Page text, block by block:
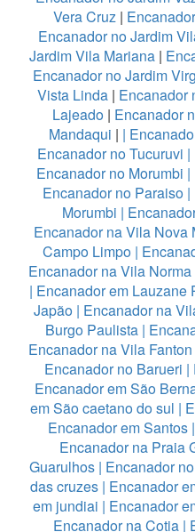
Vera Cruz |
Encanador no Jardim
Jardim Vila Mariana|
Encanador no Jardim
Vista Linda | Encanador
Lajeado | Encanador
Mandaqui | |
Encanador no Tucuruvi |
Encanador no Morumbi |
Encanador no Paraiso |
Morumbi |
Encanador na Vila Nova
Campo Limpo |
Encanador na Vila Norma
| Encanador em Lauzane
Japão| Encanador na
Burgo Paulista|
Encanador na Vila Fanton
Encanador no Barueri |
Encanador em São
em São caetano do sul |
Encanador em Santos |
Encanador na Praia
Guarulhos| Encanador
das cruzes | Encanador
em jundiai | Encanador
Encanador na Cotia |